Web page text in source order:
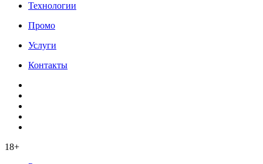
Технологии
Промо
Услуги
Контакты
18+